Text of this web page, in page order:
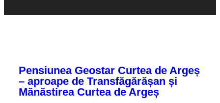
Pensiunea Geostar Curtea de Argeș
– aproape de Transfăgărășan și
Mănăstirea Curtea de Argeș